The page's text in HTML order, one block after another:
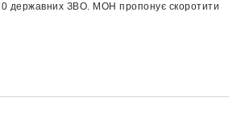
державних ЗВО. МОН пропонує скоротити